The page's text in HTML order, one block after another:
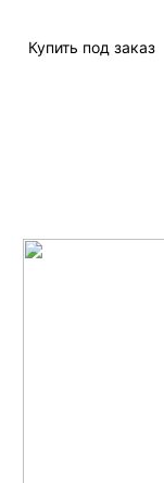
Купить под заказ